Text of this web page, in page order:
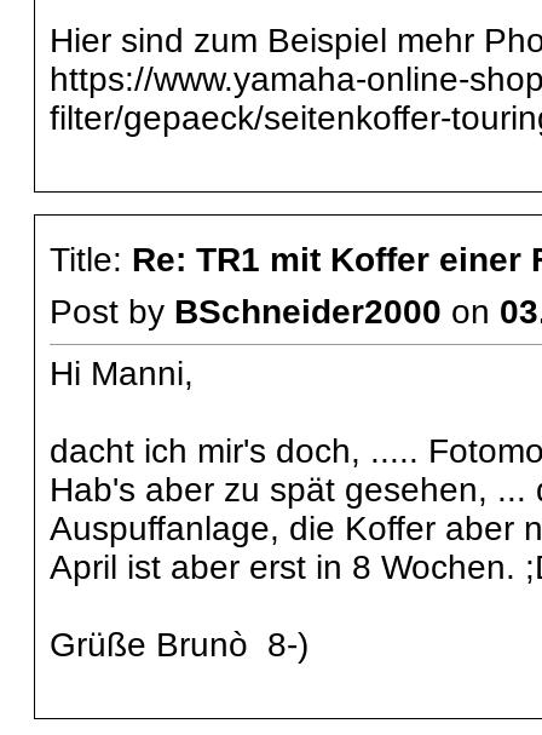
Hier sind zum Beispiel mehr
https://www.yamaha-online-
filter/gepaeck/seitenkoffer-
Title: Re: TR1 mit Koffer einer
Post by BSchneider2000 on
Hi Manni,
dacht ich mir's doch, .....
Hab's aber zu spät gesehen,
Auspuffanlage, die Koffer aber
April ist aber erst in 8 Wochen.
Grüße Brunò 8-)